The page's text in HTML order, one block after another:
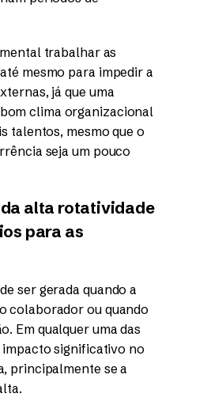
trabalhar as
mesmo para impedir a
já que uma
clima organizacional
talentos, mesmo que o
seja um pouco
alta rotatividade
para as
ser gerada quando a
colaborador ou quando
Em qualquer uma das
impacto significativo no
principalmente se a